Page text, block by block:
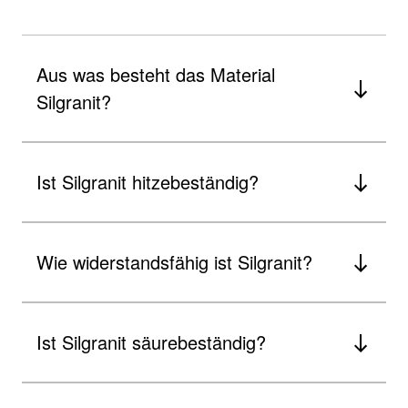
Aus was besteht das Material
Silgranit?
Ist Silgranit hitzebeständig?
Wie widerstandsfähig ist Silgranit?
Ist Silgranit säurebeständig?